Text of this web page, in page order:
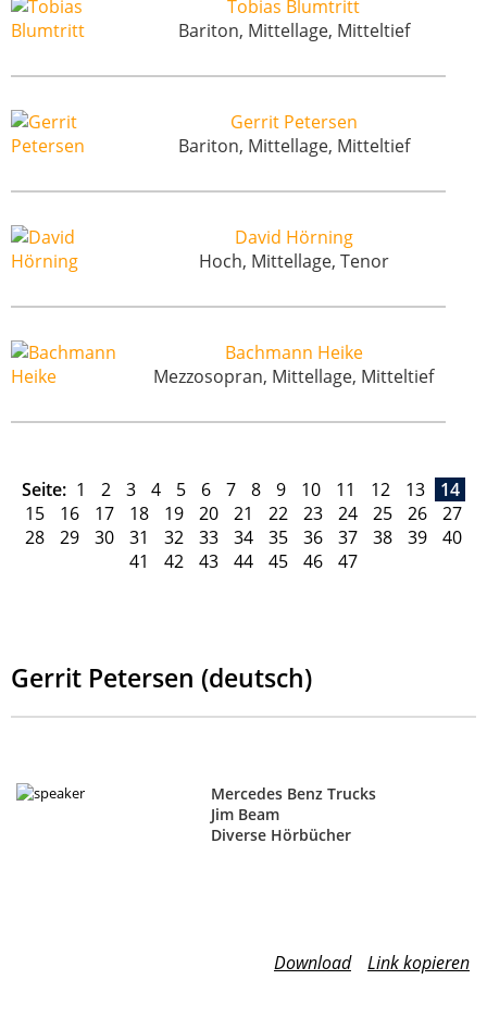
Tobias Blumtritt
Bariton, Mittellage, Mitteltief
Gerrit Petersen
Bariton, Mittellage, Mitteltief
David Hörning
Hoch, Mittellage, Tenor
Bachmann Heike
Mezzosopran, Mittellage, Mitteltief
Seite: 1 2 3 4 5 6 7 8 9 10 11 12 13
14
15
16 17 18 19 20 21 22 23 24 25 26
27
28
29 30 31 32 33 34 35 36 37 38 39
40
41
42 43 44 45 46 47
Gerrit Petersen (deutsch)
Mercedes Benz Trucks
Jim Beam
Diverse Hörbücher
Download Link kopieren